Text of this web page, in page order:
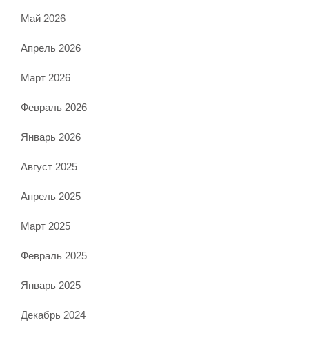
Май 2026
Апрель 2026
Март 2026
Февраль 2026
Январь 2026
Август 2025
Апрель 2025
Март 2025
Февраль 2025
Январь 2025
Декабрь 2024